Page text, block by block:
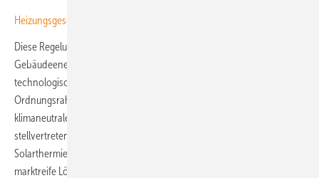
Heizungsgesetz: Die Regierung feiert sich für Luftnummern
Diese Regelung ist derzeit im Paragraph 72 des
Gebäudeenergiegesetzes (GEG) enthalten. „Nur mit einem
technologisch sachgerechten und innovationsfreundlichen
Ordnungsrahmen kann die Transformation hin zu einer
klimaneutralen Wärmeversorgung gelingen“, betont Martin Schnauss,
stellvertretender Vorsitzender des DGS-Fachausschusses
Solarthermie – Erneuerbare Wärme. „Die Branche verfügt heute über
marktreife Lösungen und ausreichende Produktionskapazitäten – der